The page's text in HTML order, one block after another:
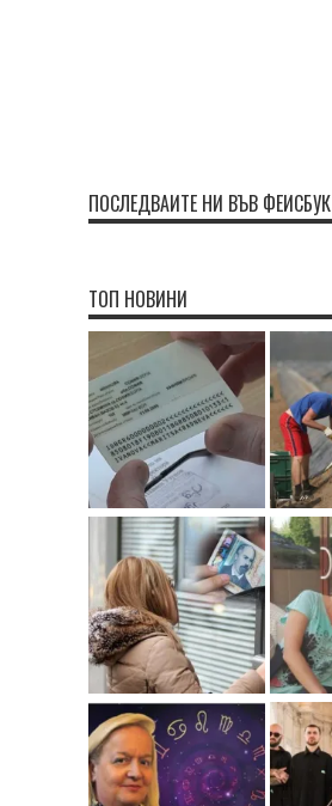
ПОСЛЕДВАЙТЕ НИ ВЪВ ФЕЙСБУК
ТОП НОВИНИ